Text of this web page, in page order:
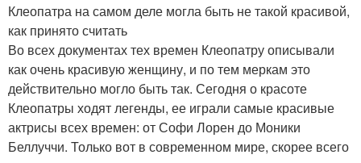
Клеопатра на самом деле могла быть не такой красивой,
как принято считать
Во всех документах тех времен Клеопатру описывали
как очень красивую женщину, и по тем меркам это
действительно могло быть так. Сегодня о красоте
Клеопатры ходят легенды, ее играли самые красивые
актрисы всех времен: от Софи Лорен до Моники
Беллуччи. Только вот в современном мире, скорее всего